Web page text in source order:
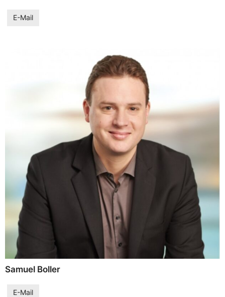
E-Mail
Samuel Boller
E-Mail